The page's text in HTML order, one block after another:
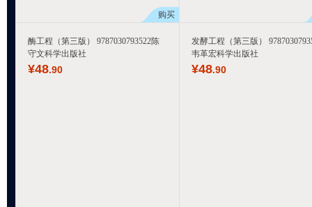
购买
酶工程（第三版） 9787030793522陈
守文科学出版社
¥48.90
发酵工程（第三版）
韦革宏科学出版社
¥48.90